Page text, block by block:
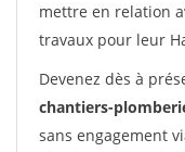
mettre en relation
travaux pour leur
Devenez dès à
chantiers-
sans engagement